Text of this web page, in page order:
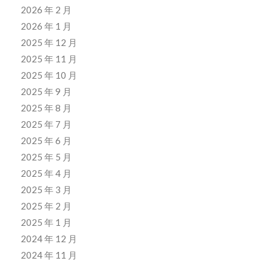
2026 年 2 月
2026 年 1 月
2025 年 12 月
2025 年 11 月
2025 年 10 月
2025 年 9 月
2025 年 8 月
2025 年 7 月
2025 年 6 月
2025 年 5 月
2025 年 4 月
2025 年 3 月
2025 年 2 月
2025 年 1 月
2024 年 12 月
2024 年 11 月